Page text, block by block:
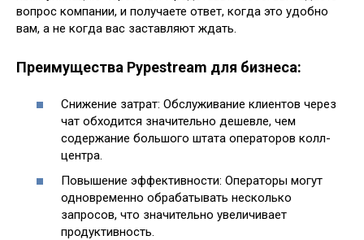
вопрос компании, и получаете ответ, когда это удобно
вам, а не когда вас заставляют ждать.
Преимущества Pypestream для бизнеса:
Снижение затрат: Обслуживание клиентов через
чат обходится значительно дешевле, чем
содержание большого штата операторов колл-
центра.
Повышение эффективности: Операторы могут
одновременно обрабатывать несколько
запросов, что значительно увеличивает
продуктивность.